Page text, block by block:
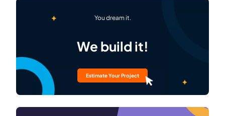
You dream it.
We build it!
Estimate Your Project